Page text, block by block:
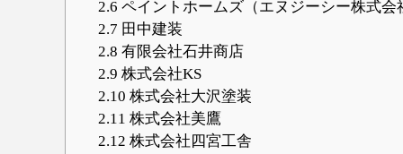
2.6 ペイントホームズ（エヌジーシー株式会
2.7 田中建装
2.8 有限会社石井商店
2.9 株式会社KS
2.10 株式会社大沢塗装
2.11 株式会社美鷹
2.12 株式会社四宮工舎